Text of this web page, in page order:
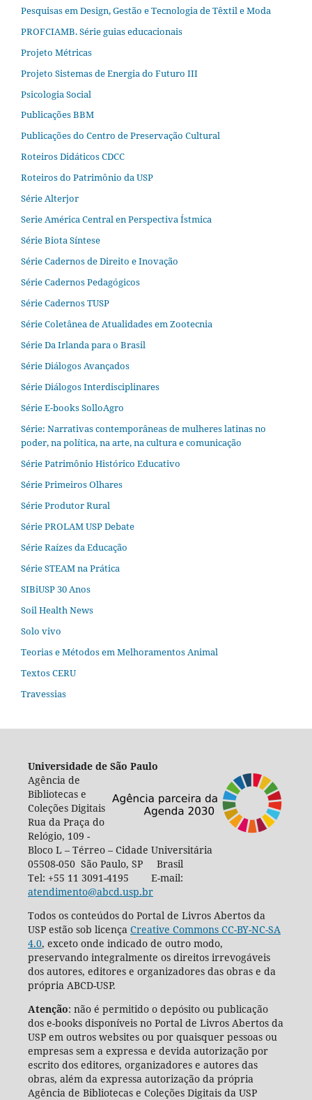
Pesquisas em Design, Gestão e Tecnologia de Têxtil e Moda
PROFCIAMB. Série guias educacionais
Projeto Métricas
Projeto Sistemas de Energia do Futuro III
Psicologia Social
Publicações BBM
Publicações do Centro de Preservação Cultural
Roteiros Didáticos CDCC
Roteiros do Patrimônio da USP
Série Alterjor
Serie América Central en Perspectiva Ístmica
Série Biota Síntese
Série Cadernos de Direito e Inovação
Série Cadernos Pedagógicos
Série Cadernos TUSP
Série Coletânea de Atualidades em Zootecnia
Série Da Irlanda para o Brasil
Série Diálogos Avançados
Série Diálogos Interdisciplinares
Série E-books SolloAgro
Série: Narrativas contemporâneas de mulheres latinas no
poder, na política, na arte, na cultura e comunicação
Série Patrimônio Histórico Educativo
Série Primeiros Olhares
Série Produtor Rural
Série PROLAM USP Debate
Série Raízes da Educação
Série STEAM na Prática
SIBiUSP 30 Anos
Soil Health News
Solo vivo
Teorias e Métodos em Melhoramentos Animal
Textos CERU
Travessias
Universidade de São Paulo
Agência de
Bibliotecas e
Coleções Digitais
Rua da Praça do
Relógio, 109 -
Bloco L – Térreo – Cidade Universitária
05508-050 São Paulo, SP Brasil
Tel: +55 11 3091-4195 E-mail:
atendimento@abcd.usp.br
Todos os conteúdos do Portal de Livros Abertos da
USP estão sob licença Creative Commons CC-BY-NC-SA
4.0, exceto onde indicado de outro modo,
preservando integralmente os direitos irrevogáveis
dos autores, editores e organizadores das obras e da
própria ABCD-USP.
Atenção: não é permitido o depósito ou publicação
dos e-books disponíveis no Portal de Livros Abertos da
USP em outros websites ou por quaisquer pessoas ou
empresas sem a expressa e devida autorização por
escrito dos editores, organizadores e autores das
obras, além da expressa autorização da própria
Agência de Bibliotecas e Coleções Digitais da USP